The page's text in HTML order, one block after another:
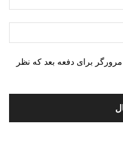
برای دفعه بعد که نظر